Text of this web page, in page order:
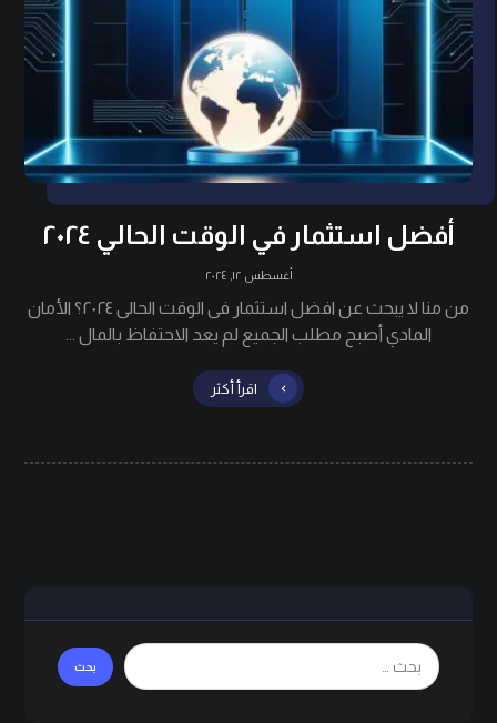
أفضل استثمار في الوقت الحالي ٢٠٢٤
أغسطس ١٢, ٢٠٢٤
من منا لا يبحث عن افضل استثمار فى الوقت الحالى ٢٠٢٤؟ الأمان
المادي أصبح مطلب الجميع لم يعد الاحتفاظ بالمال ...
اقرأ أكثر